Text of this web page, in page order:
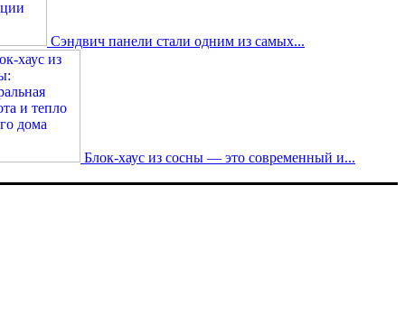
Сэндвич панели стали одним из самых...
Блок-хаус из сосны — это современный и...